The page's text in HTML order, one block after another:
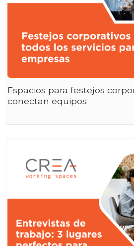
Espacios para festejos
conectan equipos